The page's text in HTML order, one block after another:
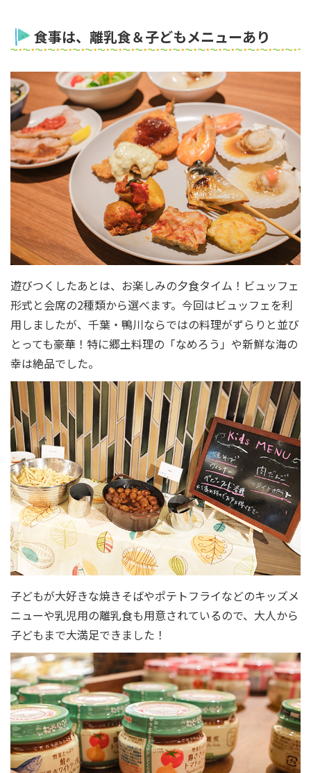
食事は、離乳食＆子どもメニューあり
遊びつくしたあとは、お楽しみの夕食タイム！ビュッフェ
形式と会席の2種類から選べます。今回はビュッフェを利
用しましたが、千葉・鴨川ならではの料理がずらりと並び
とっても豪華！特に郷土料理の「なめろう」や新鮮な海の
幸は絶品でした。
子どもが大好きな焼きそばやポテトフライなどのキッズメ
ニューや乳児用の離乳食も用意されているので、大人から
子どもまで大満足できました！